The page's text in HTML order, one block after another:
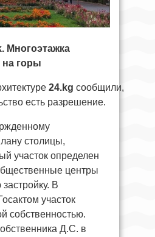
Многоэтажка
на горы
24.kg сообщили,
есть разрешение.
столицы,
участок определен
центры
В
участок
собственностью.
Д.С. в